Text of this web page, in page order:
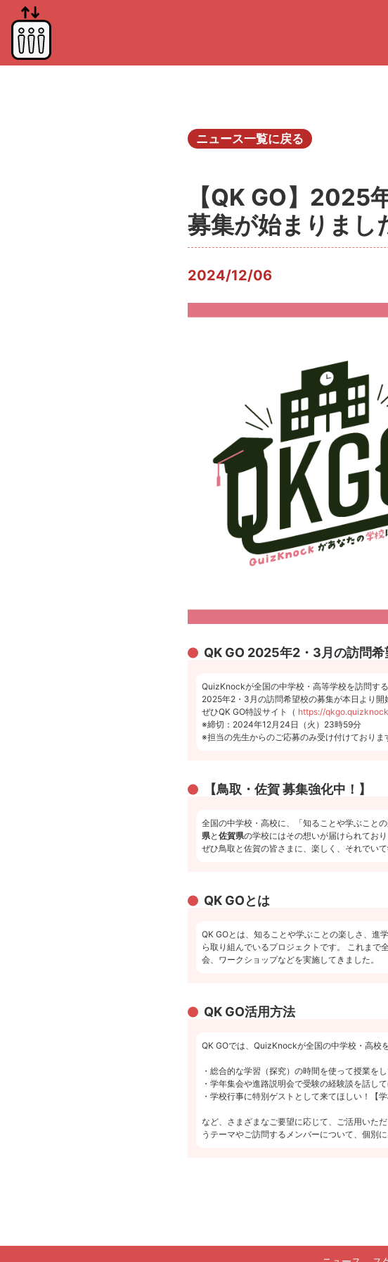
ニュース一覧に戻る
【QK GO】2025
募集が始まりまし
2024/12/06
QK GO 2025年2・3月の訪問希
QuizKnockが全国の中学校・高等学校を訪問する
2025年2・3月の訪問希望校の募集が本日より開
ぜひQK GO特設サイト（ https://
※締切：2024年12月24日（火）23時59分
※担当の先生からのご応募のみ受け付けておりま
【鳥取・佐賀 募集強化中！】
全国の中学校・高校に、「知ることや学ぶこと
県と 佐賀県の学校にはその想いが届けられてお
ぜひ鳥取と佐賀の皆さまに、楽しく、それでい
QK GOとは
QK GOとは、知ることや学ぶことの楽しさ、
ら取り組んでいるプロジェクトです。 これま
会、ワークショップなどを実施してきました。
QK GO活用方法
QK GOでは、QuizKnockが全国の中学校・高校
・総合的な学習（探究）の時間を使って授業を
・学年集会や進路説明会で受験の経験談を話して
・学校行事に特別ゲストとして来てほしい！【学
など、さまざまなご要望に応じて、ご活用いた
うテーマやご訪問するメンバーについて、個別